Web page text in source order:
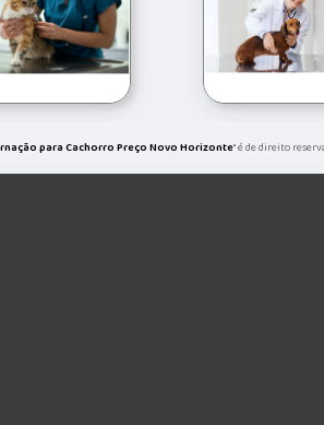
para Cachorro Preço Novo Horizonte" é de direito